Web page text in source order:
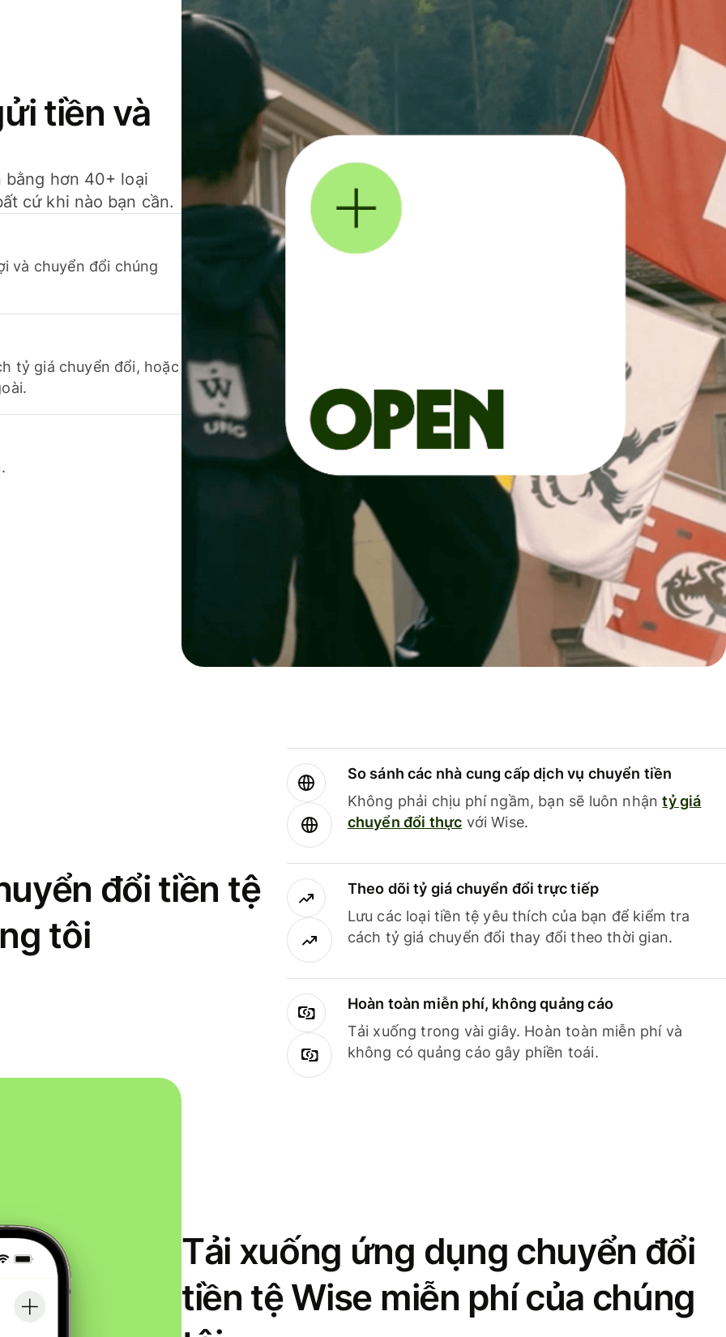
tiền và
hơn 40+ loại
cứ khi nào bạn cần.
và chuyển đổi chúng
tỷ giá chuyển đổi, hoặc
đổi tiền tệ
tôi
So sánh các nhà cung cấp dịch vụ chuyển tiền
Không phải chịu phí ngầm, bạn sẽ luôn nhậntỷ giá
chuyển đổi thực với Wise.
Theo dõi tỷ giá chuyển đổi trực tiếp
Lưu các loại tiền tệ yêu thích của bạn để kiểm tra
cách tỷ giá chuyển đổi thay đổi theo thời gian.
Hoàn toàn miễn phí, không quảng cáo
Tải xuống trong vài giây. Hoàn toàn miễn phí và
không có quảng cáo gây phiền toái.
Tải xuống ứng dụng chuyển đổi
tiền tệ Wise miễn phí của chúng